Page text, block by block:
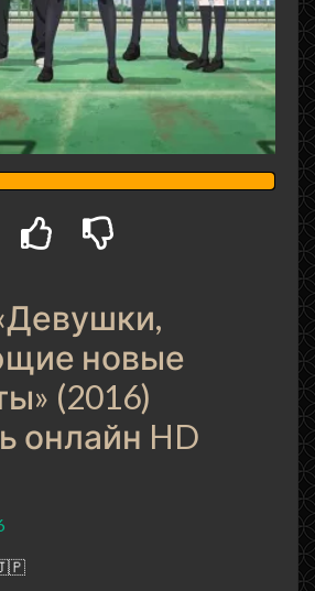
новые
(2016)
онлайн HD